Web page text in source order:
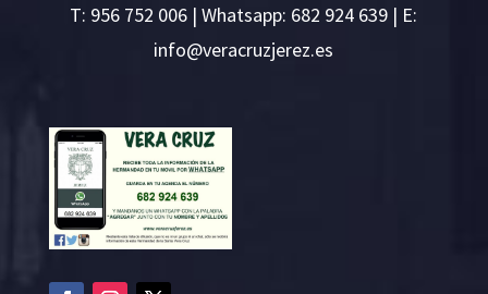
T: 956 752 006 | Whatsapp: 682 924 639 | E:
se.ze
rejzu
rcare
v@ofn
i